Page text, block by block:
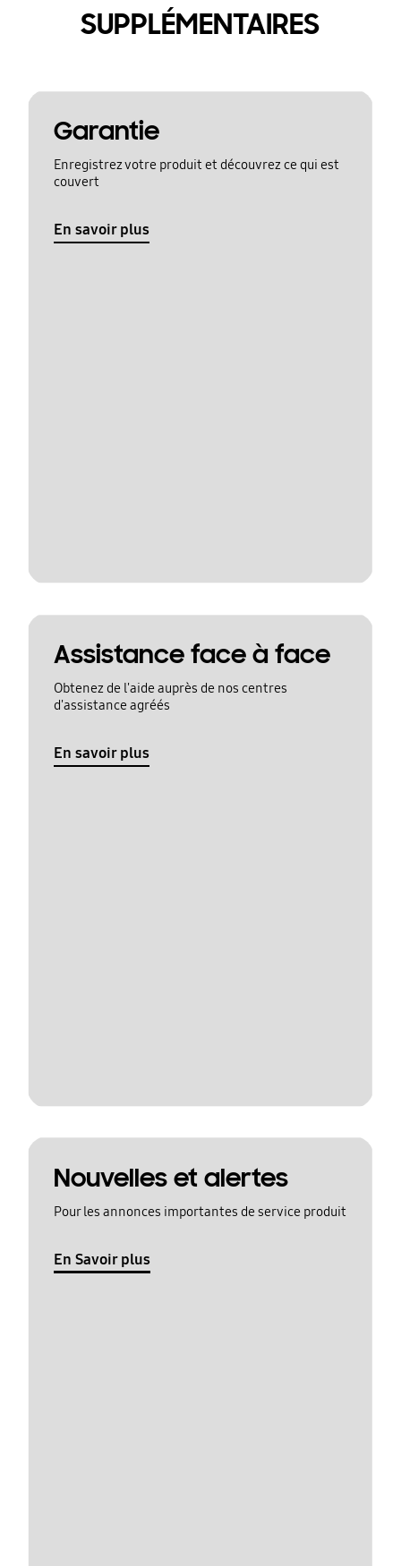
SUPPLÉMENTAIRES
Garantie
Enregistrez votre produit et découvrez ce qui est
couvert
En savoir plus
Assistance face à face
Obtenez de l'aide auprès de nos centres
d'assistance agréés
En savoir plus
Nouvelles et alertes
Pour les annonces importantes de service produit
En Savoir plus